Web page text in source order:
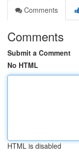
Comments
Comments
Submit a Comment
No HTML
HTML is disabled